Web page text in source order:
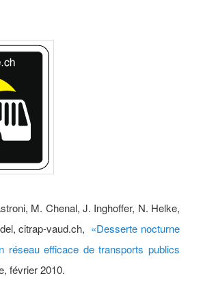
M. Chenal, J. Inghoffer, N. Helke,
citrap-vaud.ch, «Desserte nocturne
réseau efficace de transports publics
février 2010.